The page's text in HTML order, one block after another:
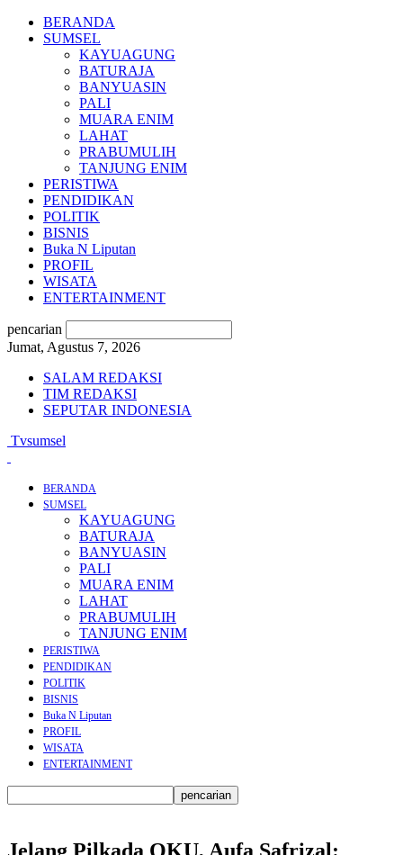
BERANDA
SUMSEL
KAYUAGUNG
BATURAJA
BANYUASIN
PALI
MUARA ENIM
LAHAT
PRABUMULIH
TANJUNG ENIM
PERISTIWA
PENDIDIKAN
POLITIK
BISNIS
Buka N Liputan
PROFIL
WISATA
ENTERTAINMENT
pencarian
Jumat, Agustus 7, 2026
SALAM REDAKSI
TIM REDAKSI
SEPUTAR INDONESIA
Tvsumsel
BERANDA
SUMSEL
KAYUAGUNG
BATURAJA
BANYUASIN
PALI
MUARA ENIM
LAHAT
PRABUMULIH
TANJUNG ENIM
PERISTIWA
PENDIDIKAN
POLITIK
BISNIS
Buka N Liputan
PROFIL
WISATA
ENTERTAINMENT